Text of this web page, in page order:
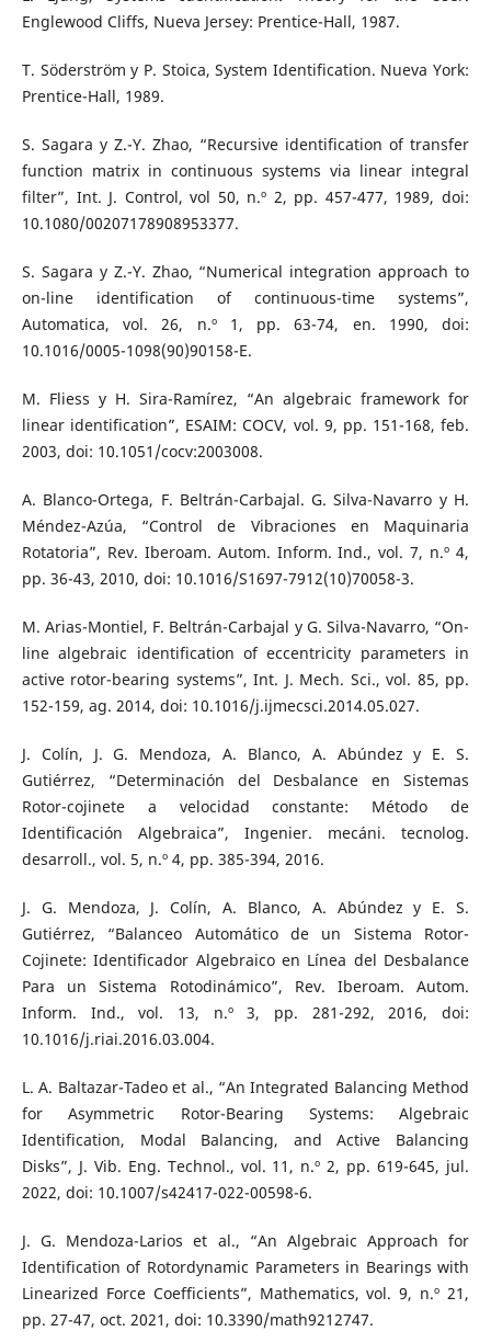
Englewood Cliffs, Nueva Jersey: Prentice-Hall, 1987.
T. Söderström y P. Stoica, System Identification. Nueva York:
Prentice-Hall, 1989.
S. Sagara y Z.-Y. Zhao, “Recursive identification of transfer
function matrix in continuous systems via linear integral
filter”, Int. J. Control, vol 50, n.º 2, pp. 457-477, 1989, doi:
10.1080/00207178908953377.
S. Sagara y Z.-Y. Zhao, “Numerical integration approach to
on-line identification of continuous-time systems”,
Automatica, vol. 26, n.º 1, pp. 63-74, en. 1990, doi:
10.1016/0005-1098(90)90158-E.
M. Fliess y H. Sira-Ramírez, “An algebraic framework for
linear identification”, ESAIM: COCV, vol. 9, pp. 151-168, feb.
2003, doi: 10.1051/cocv:2003008.
A. Blanco-Ortega, F. Beltrán-Carbajal. G. Silva-Navarro y H.
Méndez-Azúa, “Control de Vibraciones en Maquinaria
Rotatoria”, Rev. Iberoam. Autom. Inform. Ind., vol. 7, n.º 4,
pp. 36-43, 2010, doi: 10.1016/S1697-7912(10)70058-3.
M. Arias-Montiel, F. Beltrán-Carbajal y G. Silva-Navarro, “On-
line algebraic identification of eccentricity parameters in
active rotor-bearing systems”, Int. J. Mech. Sci., vol. 85, pp.
152-159, ag. 2014, doi: 10.1016/j.ijmecsci.2014.05.027.
J. Colín, J. G. Mendoza, A. Blanco, A. Abúndez y E. S.
Gutiérrez, “Determinación del Desbalance en Sistemas
Rotor-cojinete a velocidad constante: Método de
Identificación Algebraica”, Ingenier. mecáni. tecnolog.
desarroll., vol. 5, n.º 4, pp. 385-394, 2016.
J. G. Mendoza, J. Colín, A. Blanco, A. Abúndez y E. S.
Gutiérrez, “Balanceo Automático de un Sistema Rotor-
Cojinete: Identificador Algebraico en Línea del Desbalance
Para un Sistema Rotodinámico”, Rev. Iberoam. Autom.
Inform. Ind., vol. 13, n.º 3, pp. 281-292, 2016, doi:
10.1016/j.riai.2016.03.004.
L. A. Baltazar-Tadeo et al., “An Integrated Balancing Method
for Asymmetric Rotor-Bearing Systems: Algebraic
Identification, Modal Balancing, and Active Balancing
Disks”, J. Vib. Eng. Technol., vol. 11, n.º 2, pp. 619-645, jul.
2022, doi: 10.1007/s42417-022-00598-6.
J. G. Mendoza-Larios et al., “An Algebraic Approach for
Identification of Rotordynamic Parameters in Bearings with
Linearized Force Coefficients”, Mathematics, vol. 9, n.º 21,
pp. 27-47, oct. 2021, doi: 10.3390/math9212747.